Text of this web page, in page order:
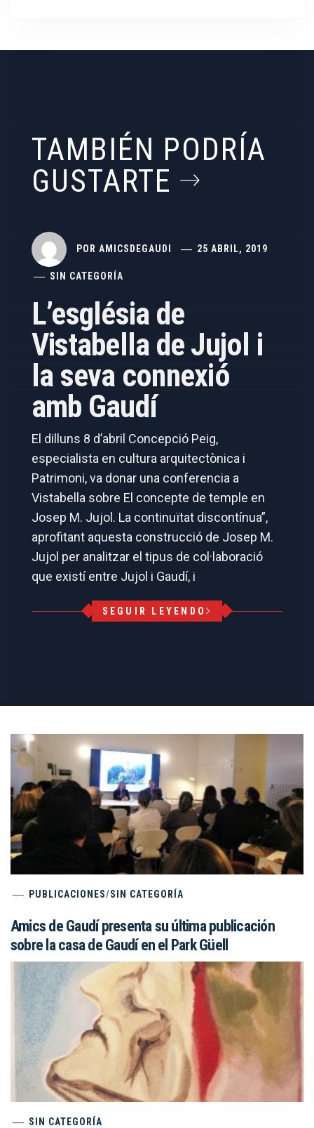
TAMBIÉN PODRÍA
GUSTARTE
POR AMICSDEGAUDI 25 ABRIL, 2019
SIN CATEGORÍA
L’església de
Vistabella de Jujol i
la seva connexió
amb Gaudí
El dilluns 8 d’abril Concepció Peig,
especialista en cultura arquitectònica i
Patrimoni, va donar una conferencia a
Vistabella sobre El concepte de temple en
Josep M. Jujol. La continuïtat discontínua”,
aprofitant aquesta construcció de Josep M.
Jujol per analitzar el tipus de col·laboració
que existí entre Jujol i Gaudí, i
SEGUIR LEYENDO
PUBLICACIONES/SIN CATEGORÍA
Amics de Gaudí presenta su última publicación
sobre la casa de Gaudí en el Park Güell
SIN CATEGORÍA